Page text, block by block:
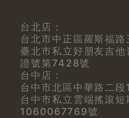
台北店：
台北市中正區羅斯福
臺北市私立好朋友吉
證號第7428號
台中店：
台中市北區中華路二
台中市私立雲端搖滾短
1060067769號